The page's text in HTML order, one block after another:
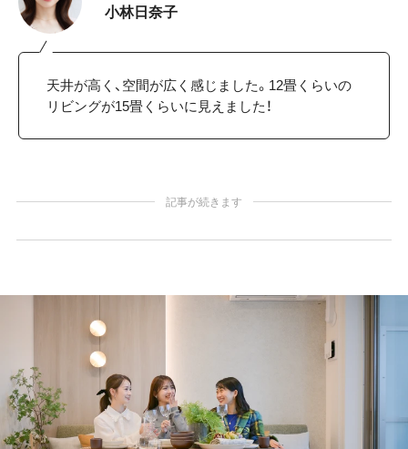
小林日奈子
天井が高く、空間が広く感じました。12畳くらいの
リビングが15畳くらいに見えました！
記事が続きます